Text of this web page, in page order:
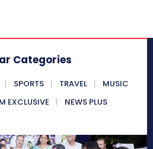
Categories
SPORTS TRAVEL
MUSIC
EXCLUSIVE
NEWS PLUS